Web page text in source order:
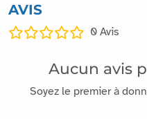
AVIS
0 Avis
Aucun avis
Soyez le premier à